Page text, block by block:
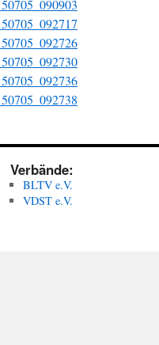
Verbände:
BLTV e.V.
VDST e.V.